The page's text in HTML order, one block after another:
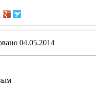
04.05.2014